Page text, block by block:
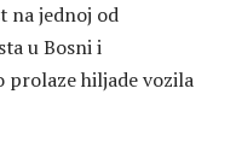
na jednoj od
u Bosni i
prolaze hiljade vozila